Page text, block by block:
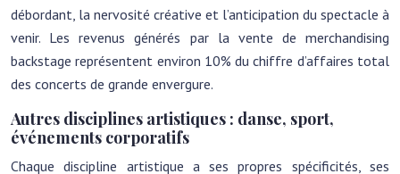
débordant, la nervosité créative et l’anticipation du spectacle à
venir. Les revenus générés par la vente de merchandising
backstage représentent environ 10% du chiffre d’affaires total
des concerts de grande envergure.
Autres disciplines artistiques : danse, sport,
événements corporatifs
Chaque discipline artistique a ses propres spécificités, ses